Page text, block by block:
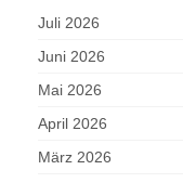
Juli 2026
Juni 2026
Mai 2026
April 2026
März 2026